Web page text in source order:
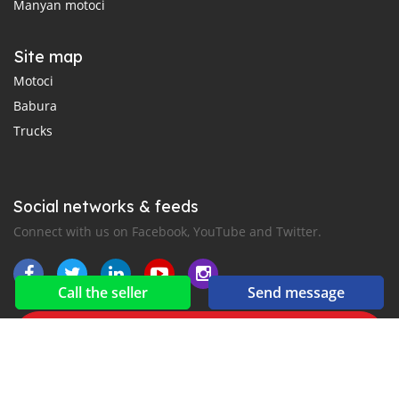
Call the seller Send message
Manyan motoci
Site map
Motoci
Babura
Trucks
Social networks & feeds
Connect with us on Facebook, YouTube and Twitter.